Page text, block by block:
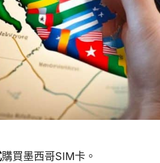
購買墨西哥SIM卡。